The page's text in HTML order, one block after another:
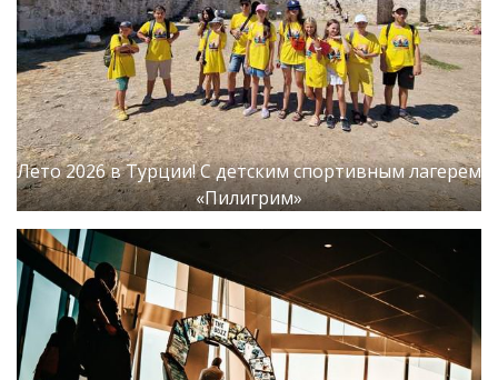
Лето 2026 в Турции! С детским спортивным лагерем
«Пилигрим»